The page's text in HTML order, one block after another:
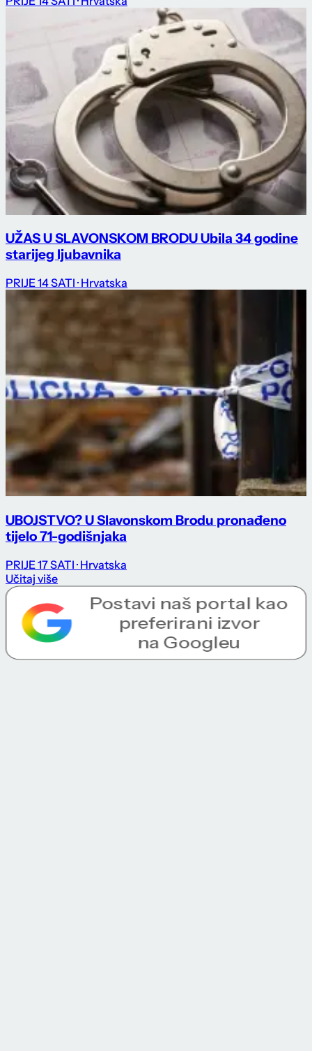
UŽAS U SLAVONSKOM BRODU Ubila 34 godine
starijeg ljubavnika
PRIJE 14 SATI · Hrvatska
UBOJSTVO? U Slavonskom Brodu pronađeno
tijelo 71-godišnjaka
PRIJE 17 SATI · Hrvatska
Učitaj više